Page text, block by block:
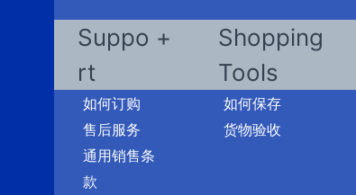
Suppo
rt
如何订购
售后服务
通用销售条
款
Shopping
Tools
如何保存
货物验收